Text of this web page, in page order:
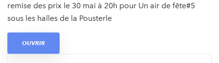
remise des prix le 30 mai à 20h pour Un air de fête#5
sous les halles de la Pousterle
OUVRIR